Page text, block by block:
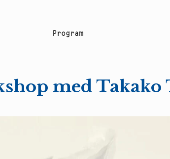
Program
med Takako